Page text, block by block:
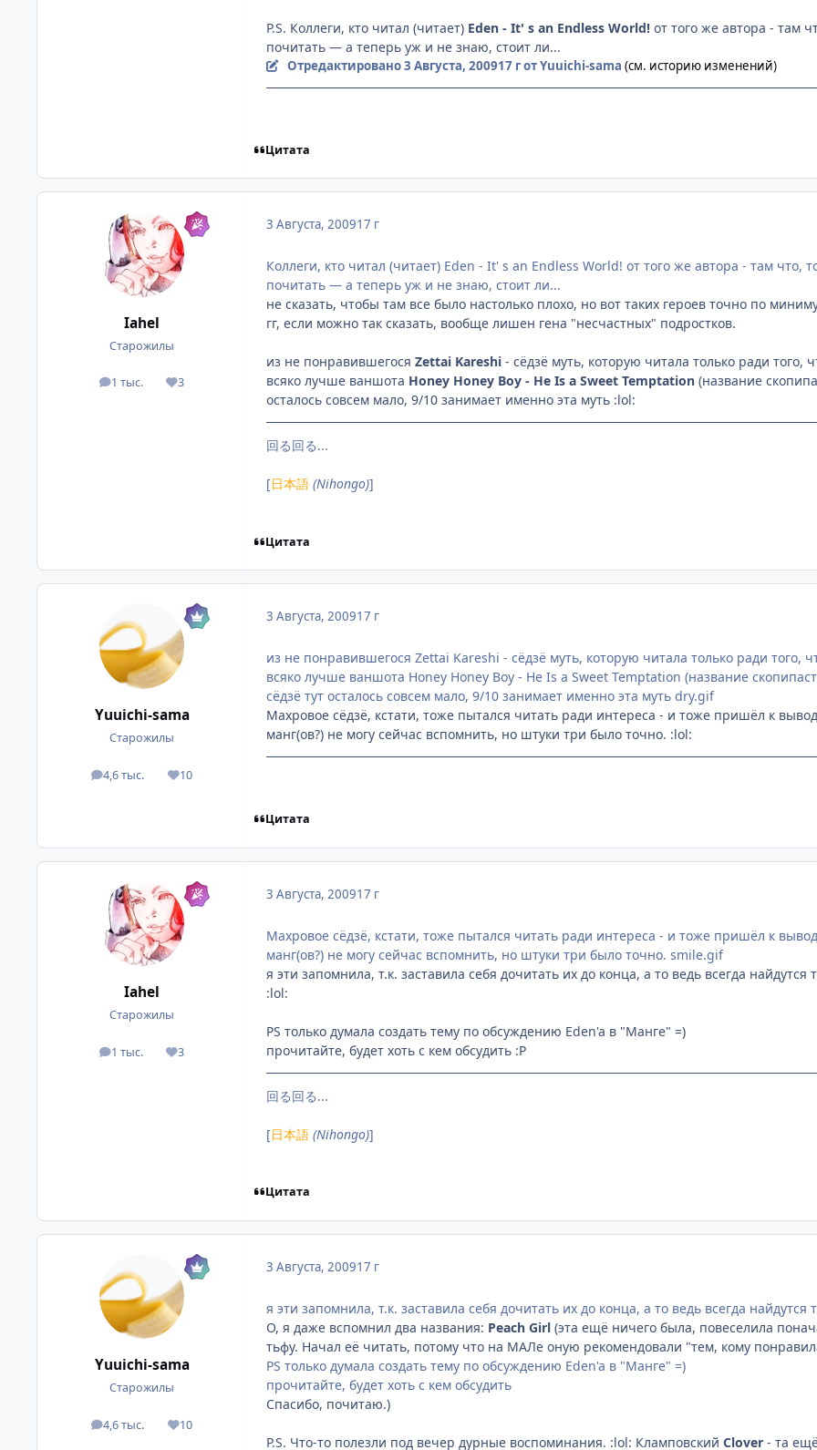
P.S. Коллеги, кто читал (читает) Eden - It' s an Endless World! от того же автора - там
почитать — а теперь уж и не знаю, стоит ли...
Отредактировано3 Августа, 200917 гот Yuuichi-sama (см. историю изменений)
Цитата
Iahel
Старожилы
1 тыс.
посты 3
Репутация
3 Августа, 200917 г
Коллеги, кто читал (читает) Eden - It' s an Endless World! от того же автора - там что,
почитать — а теперь уж и не знаю, стоит ли...
не сказать, чтобы там все было настолько плохо, но вот таких героев точно по
гг, если можно так сказать, вообще лишен гена "несчастных" подростков.
из не понравившегося Zettai Kareshi - сёдзё муть, которую читала только ради
всяко лучше ваншота Honey Honey Boy - He Is a Sweet Temptation (название
осталось совсем мало, 9/10 занимает именно эта муть :lol:
回る回る...
[日本語 (Nihongo)]
Цитата
Yuuichi-sama
Старожилы
4,6 тыс.
посты 10
Репутация
3 Августа, 200917 г
из не понравившегося Zettai Kareshi - сёдзё муть, которую читала только ради того,
всяко лучше ваншота Honey Honey Boy - He Is a Sweet Temptation (название
сёдзё тут осталось совсем мало, 9/10 занимает именно эта муть dry.gif
Махровое сёдзё, кстати, тоже пытался читать ради интереса - и тоже пришёл к
манг(ов?) не могу сейчас вспомнить, но штуки три было точно. :lol:
Цитата
Iahel
Старожилы
1 тыс.
посты 3
Репутация
3 Августа, 200917 г
Махровое сёдзё, кстати, тоже пытался читать ради интереса - и тоже пришёл к
манг(ов?) не могу сейчас вспомнить, но штуки три было точно. smile.gif
я эти запомнила, т.к. заставила себя дочитать их до конца, а то ведь всегда
:lol:
PS только думала создать тему по обсуждению Eden'a в "Манге" =)
прочитайте, будет хоть с кем обсудить :P
回る回る...
[日本語 (Nihongo)]
Цитата
Yuuichi-sama
Старожилы
4,6 тыс.
посты 10
Репутация
3 Августа, 200917 г
я эти запомнила, т.к. заставила себя дочитать их до конца, а то ведь всегда
О, я даже вспомнил два названия: Peach Girl (эта ещё ничего была, повеселила
тьфу. Начал её читать, потому что на МАЛе оную рекомендовали "тем, кому
PS только думала создать тему по обсуждению Eden'a в "Манге" =)
прочитайте, будет хоть с кем обсудить
Спасибо, почитаю.)
P.S. Что-то полезли под вечер дурные воспоминания. :lol: Кламповский Clover - та